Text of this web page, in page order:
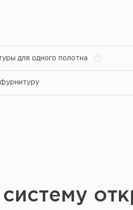
для одного полотна